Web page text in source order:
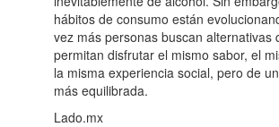
hábitos de consumo están
vez más personas buscan alternativas
permitan disfrutar el mismo sabor, el
la misma experiencia social, pero de
más equilibrada.
Lado.mx